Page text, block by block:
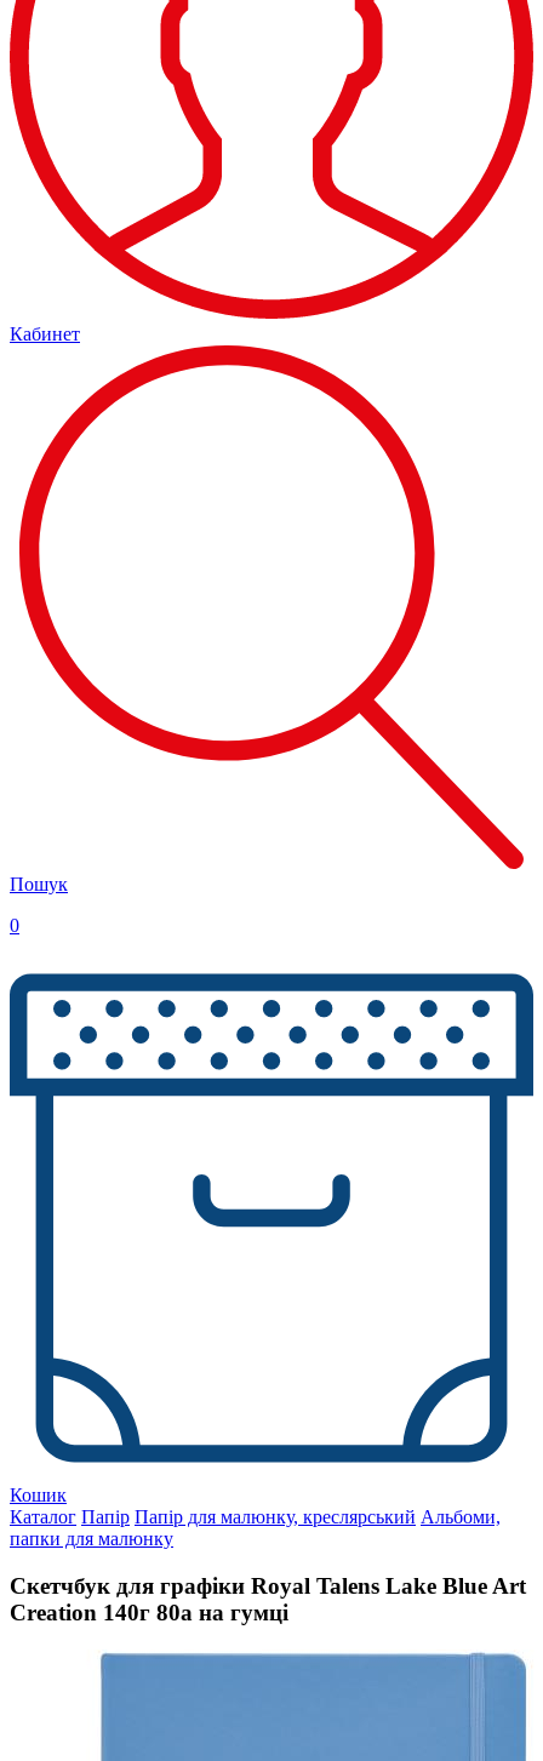
Кабинет
Пошук
0
Кошик
Каталог Папір Папір для малюнку, креслярський Альбоми,
папки для малюнку
Скетчбук для графіки Royal Talens Lake Blue Art
Creation 140г 80а на гумці